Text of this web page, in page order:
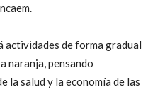
actividades de forma gradual
naranja, pensando
la salud y la economía de las